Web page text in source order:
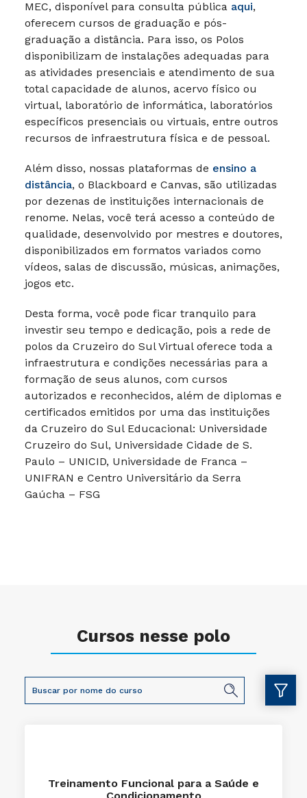
MEC, disponível para consulta pública aqui,
oferecem cursos de graduação e pós-
graduação a distância. Para isso, os Polos
disponibilizam de instalações adequadas para
as atividades presenciais e atendimento de sua
total capacidade de alunos, acervo físico ou
virtual, laboratório de informática, laboratórios
específicos presenciais ou virtuais, entre outros
recursos de infraestrutura física e de pessoal.
Além disso, nossas plataformas de ensino a
distância, o Blackboard e Canvas, são utilizadas
por dezenas de instituições internacionais de
renome. Nelas, você terá acesso a conteúdo de
qualidade, desenvolvido por mestres e doutores,
disponibilizados em formatos variados como
vídeos, salas de discussão, músicas, animações,
jogos etc.
Desta forma, você pode ficar tranquilo para
investir seu tempo e dedicação, pois a rede de
polos da Cruzeiro do Sul Virtual oferece toda a
infraestrutura e condições necessárias para a
formação de seus alunos, com cursos
autorizados e reconhecidos, além de diplomas e
certificados emitidos por uma das instituições
da Cruzeiro do Sul Educacional: Universidade
Cruzeiro do Sul, Universidade Cidade de S.
Paulo – UNICID, Universidade de Franca –
UNIFRAN e Centro Universitário da Serra
Gaúcha – FSG
Cursos nesse polo
Treinamento Funcional para a Saúde e